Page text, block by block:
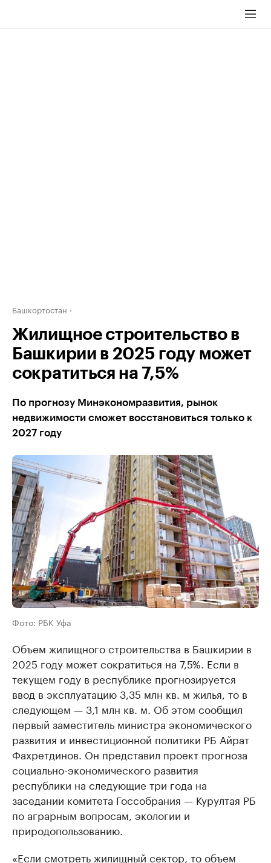
Башкортостан
Жилищное строительство в
Башкирии в 2025 году может
сократиться на 7,5%
По прогнозу Минэкономразвития, рынок
недвижимости сможет восстановиться только к
2027 году
Фото: РБК Уфа
Объем жилищного строительства в Башкирии в
2025 году может сократиться на 7,5%. Если в
текущем году в республике прогнозируется
ввод в эксплуатацию 3,35 млн кв. м жилья, то в
следующем — 3,1 млн кв. м. Об этом сообщил
первый заместитель министра экономического
развития и инвестиционной политики РБ Айрат
Фахретдинов. Он представил проект прогноза
социально-экономического развития
республики на следующие три года на
заседании комитета Госсобрания — Курултая РБ
по аграрным вопросам, экологии и
природопользованию.
«Если смотреть жилищный сектор, то объем